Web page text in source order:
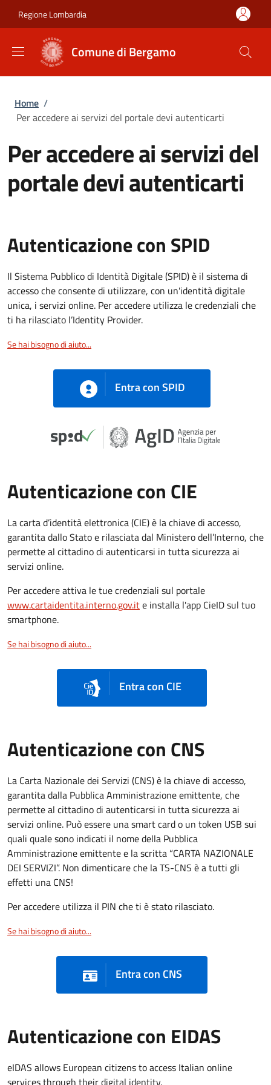
Regione Lombardia
Comune di Bergamo
Briciole di pane
Home /
Per accedere ai servizi del portale devi autenticarti
Per accedere ai servizi del
portale devi autenticarti
Autenticazione con SPID
Il Sistema Pubblico di Identità Digitale (SPID) è il sistema di
accesso che consente di utilizzare, con un'identità digitale
unica, i servizi online. Per accedere utilizza le credenziali che
ti ha rilasciato l’Identity Provider.
Se hai bisogno di aiuto...
Entra con SPID
Autenticazione con CIE
La carta d’identità elettronica (CIE) è la chiave di accesso,
garantita dallo Stato e rilasciata dal Ministero dell’Interno, che
permette al cittadino di autenticarsi in tutta sicurezza ai
servizi online.
Per accedere attiva le tue credenziali sul portale
www.cartaidentita.interno.gov.ite installa l'app CieID sul tuo
smartphone.
Se hai bisogno di aiuto...
Entra con CIE
Autenticazione con CNS
La Carta Nazionale dei Servizi (CNS) è la chiave di accesso,
garantita dalla Pubblica Amministrazione emittente, che
permette al cittadino di autenticarsi in tutta sicurezza ai
servizi online. Può essere una smart card o un token USB sui
quali quale sono indicati il nome della Pubblica
Amministrazione emittente e la scritta “CARTA NAZIONALE
DEI SERVIZI”. Non dimenticare che la TS-CNS è a tutti gli
effetti una CNS!
Per accedere utilizza il PIN che ti è stato rilasciato.
Se hai bisogno di aiuto...
Entra con CNS
Autenticazione con EIDAS
eIDAS allows European citizens to access Italian online
services through their digital identity.